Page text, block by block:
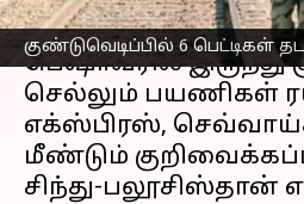
குண்டுவெடிப்பில் 6 பெட்டிகள்
செய்தி முன்னோட்டம்
பெஷாவரில் இருந்து
செல்லும் பயணிகள்
எக்ஸ்பிரஸ்,
மீண்டும்
சிந்து-பலூசிஸ்தான்